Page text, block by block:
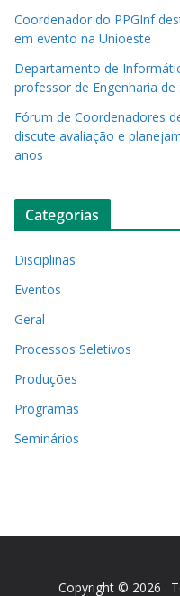
Coordenador do PPGInf
em evento na Unioeste
Departamento de
professor de Engenharia de
Fórum de Coordenadores
discute avaliação e
anos
Categorias
Disciplinas
Eventos
Geral
Processos Seletivos
Produções
Programas
Seminários
Copyright © 2026 .